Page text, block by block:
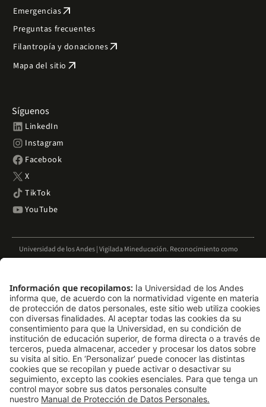
Emergenciasarrow_outward
Preguntas frecuentes
Filantropía y donacionesarrow_outward
Mapa del sitio arrow_outward
Síguenos
LinkedIn
Instagram
Facebook
X
TikTok
YouTube
Universidad de los Andes | Vigilada Mineducación. Reconocimiento como